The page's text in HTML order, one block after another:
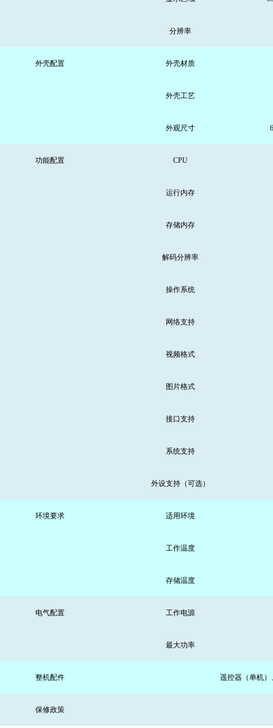
分辨率
外壳配置 外壳材质
外壳工艺
外观尺寸
功能配置 CPU
运行内存
存储内存
解码分辨率
操作系统
网络支持
视频格式
图片格式
接口支持
系统支持
外设支持（可选）
环境要求 适用环境
工作温度
存储温度
电气配置 工作电源
最大功率
整机配件 遥控器（单机
保修政策